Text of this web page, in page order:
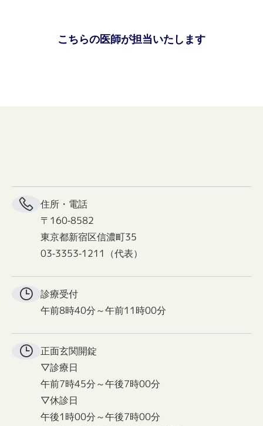
こちらの医師が担当いたします
住所・電話
〒160-8582
東京都新宿区信濃町35
03-3353-1211（代表）
診療受付
午前8時40分～午前11時00分
正面玄関開錠
▽診療日
午前7時45分～午後7時00分
▽休診日
午後1時00分～午後7時00分